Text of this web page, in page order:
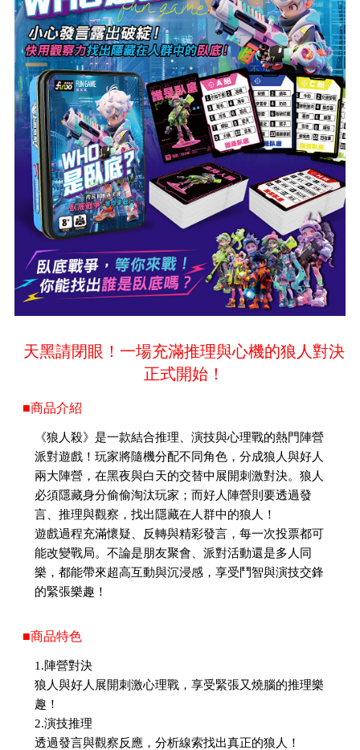
天黑請閉眼！一場充滿推理與心機的狼人對決
正式開始！
■商品介紹
《狼人殺》是一款結合推理、演技與心理戰的熱門陣營
派對遊戲！玩家將隨機分配不同角色，分成狼人與好人
兩大陣營，在黑夜與白天的交替中展開刺激對決。狼人
必須隱藏身分偷偷淘汰玩家；而好人陣營則要透過發
言、推理與觀察，找出隱藏在人群中的狼人！
遊戲過程充滿懷疑、反轉與精彩發言，每一次投票都可
能改變戰局。不論是朋友聚會、派對活動還是多人同
樂，都能帶來超高互動與沉浸感，享受鬥智與演技交鋒
的緊張樂趣！
■商品特色
1.陣營對決
狼人與好人展開刺激心理戰，享受緊張又燒腦的推理樂
趣！
2.演技推理
透過發言與觀察反應，分析線索找出真正的狼人！